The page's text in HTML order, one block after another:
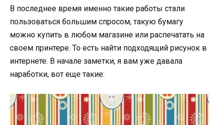
В последнее время именно такие работы стали
пользоваться большим спросом, такую бумагу
можно купить в любом магазине или распечатать на
своем принтере. То есть найти подходящий рисунок в
интернете. В начале заметки, я вам уже давала
наработки, вот еще такие: